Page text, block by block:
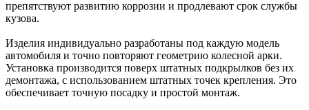
препятствуют развитию коррозии и продлевают срок службы
кузова.
Изделия индивидуально разработаны под каждую модель
автомобиля и точно повторяют геометрию колесной арки.
Установка производится поверх штатных подкрылков без их
демонтажа, с использованием штатных точек крепления. Это
обеспечивает точную посадку и простой монтаж.